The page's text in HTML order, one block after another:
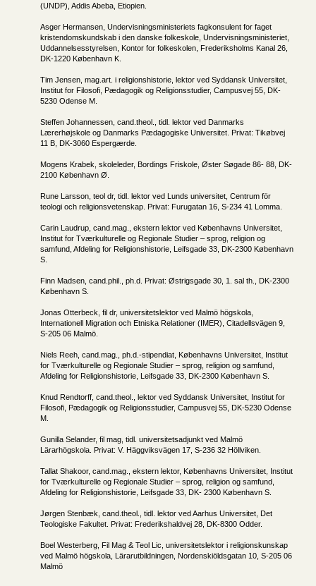
(UNDP), Addis Abeba, Etiopien.
Asger Hermansen, Undervisningsministeriets fagkonsulent for faget
kristendomskundskab i den danske folkeskole, Undervisningsministeriet,
Uddannelsesstyrelsen, Kontor for folkeskolen, Frederiksholms Kanal 26,
DK-1220 København K.
Tim Jensen, mag.art. i religionshistorie, lektor ved Syddansk Universitet,
Institut for Filosofi, Pædagogik og Religionsstudier, Campusvej 55, DK-
5230 Odense M.
Steffen Johannessen, cand.theol., tidl. lektor ved Danmarks
Lærerhøjskole og Danmarks Pædagogiske Universitet. Privat: Tikøbvej
11 B, DK-3060 Espergærde.
Mogens Krabek, skoleleder, Bordings Friskole, Øster Søgade 86- 88, DK-
2100 København Ø.
Rune Larsson, teol dr, tidl. lektor ved Lunds universitet, Centrum för
teologi och religionsvetenskap. Privat: Furugatan 16, S-234 41 Lomma.
Carin Laudrup, cand.mag., ekstern lektor ved Københavns Universitet,
Institut for Tværkulturelle og Regionale Studier – sprog, religion og
samfund, Afdeling for Religionshistorie, Leifsgade 33, DK-2300 København
S.
Finn Madsen, cand.phil., ph.d. Privat: Østrigsgade 30, 1. sal th., DK-2300
København S.
Jonas Otterbeck, fil dr, universitetslektor ved Malmö högskola,
Internationell Migration och Etniska Relationer (IMER), Citadellsvägen 9,
S-205 06 Malmö.
Niels Reeh, cand.mag., ph.d.-stipendiat, Københavns Universitet, Institut
for Tværkulturelle og Regionale Studier – sprog, religion og samfund,
Afdeling for Religionshistorie, Leifsgade 33, DK-2300 København S.
Knud Rendtorff, cand.theol., lektor ved Syddansk Universitet, Institut for
Filosofi, Pædagogik og Religionsstudier, Campusvej 55, DK-5230 Odense
M.
Gunilla Selander, fil mag, tidl. universitetsadjunkt ved Malmö
Lärarhögskola. Privat: V. Häggviksvägen 17, S-236 32 Höllviken.
Tallat Shakoor, cand.mag., ekstern lektor, Københavns Universitet, Institut
for Tværkulturelle og Regionale Studier – sprog, religion og samfund,
Afdeling for Religionshistorie, Leifsgade 33, DK- 2300 København S.
Jørgen Stenbæk, cand.theol., tidl. lektor ved Aarhus Universitet, Det
Teologiske Fakultet. Privat: Frederikshaldvej 28, DK-8300 Odder.
Boel Westerberg, Fil Mag & Teol Lic, universitetslektor i religionskunskap
ved Malmö högskola, Lärarutbildningen, Nordenskiöldsgatan 10, S-205 06
Malmö